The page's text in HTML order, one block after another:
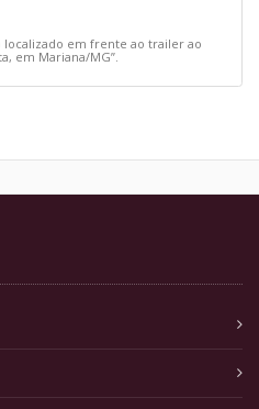
em frente ao trailer ao
em Mariana/MG”.